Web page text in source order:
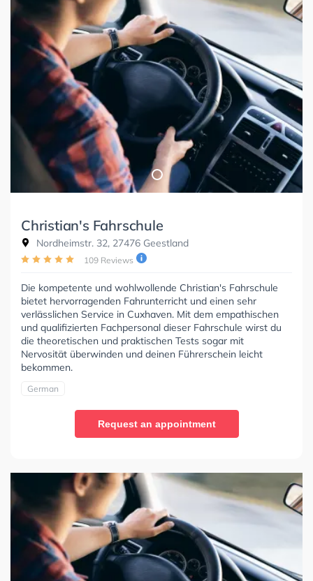
Christian's Fahrschule
Nordheimstr. 32, 27476 Geestland
109 Reviews
Die kompetente und wohlwollende Christian's Fahrschule
bietet hervorragenden Fahrunterricht und einen sehr
verlässlichen Service in Cuxhaven. Mit dem empathischen
und qualifizierten Fachpersonal dieser Fahrschule wirst du
die theoretischen und praktischen Tests sogar mit
Nervosität überwinden und deinen Führerschein leicht
bekommen.
German
Request an appointment